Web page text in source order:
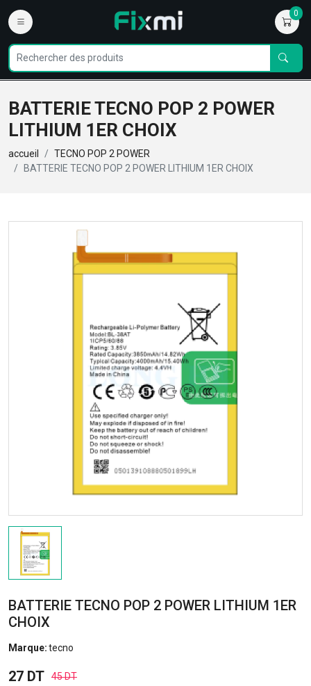
0
BATTERIE TECNO POP 2 POWER
LITHIUM 1ER CHOIX
accueil
TECNO POP 2 POWER
BATTERIE TECNO POP 2 POWER LITHIUM 1ER CHOIX
BATTERIE TECNO POP 2 POWER LITHIUM 1ER
CHOIX
Marque:tecno
27 DT 45 DT